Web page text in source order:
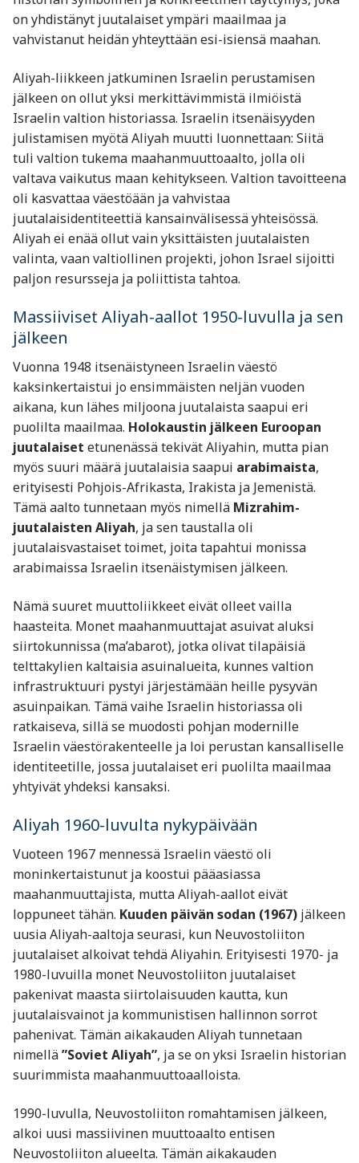
on yhdistänyt juutalaiset ympäri maailmaa ja
vahvistanut heidän yhteyttään esi-isiensä maahan.
Aliyah-liikkeen jatkuminen Israelin perustamisen
jälkeen on ollut yksi merkittävimmistä ilmiöistä
Israelin valtion historiassa. Israelin itsenäisyyden
julistamisen myötä Aliyah muutti luonnettaan: Siitä
tuli valtion tukema maahanmuuttoaalto, jolla oli
valtava vaikutus maan kehitykseen. Valtion tavoitteena
oli kasvattaa väestöään ja vahvistaa
juutalaisidentiteettiä kansainvälisessä yhteisössä.
Aliyah ei enää ollut vain yksittäisten juutalaisten
valinta, vaan valtiollinen projekti, johon Israel sijoitti
paljon resursseja ja poliittista tahtoa.
Massiiviset Aliyah-aallot 1950-luvulla ja sen
jälkeen
Vuonna 1948 itsenäistyneen Israelin väestö
kaksinkertaistui jo ensimmäisten neljän vuoden
aikana, kun lähes miljoona juutalaista saapui eri
puolilta maailmaa. Holokaustin jälkeen Euroopan
juutalaiset etunenässä tekivät Aliyahin, mutta pian
myös suuri määrä juutalaisia saapui arabimaista,
erityisesti Pohjois-Afrikasta, Irakista ja Jemenistä.
Tämä aalto tunnetaan myös nimellä Mizrahim-
juutalaisten Aliyah, ja sen taustalla oli
juutalaisvastaiset toimet, joita tapahtui monissa
arabimaissa Israelin itsenäistymisen jälkeen.
Nämä suuret muuttoliikkeet eivät olleet vailla
haasteita. Monet maahanmuuttajat asuivat aluksi
siirtokunnissa (ma’abarot), jotka olivat tilapäisiä
telttakylien kaltaisia asuinalueita, kunnes valtion
infrastruktuuri pystyi järjestämään heille pysyvän
asuinpaikan. Tämä vaihe Israelin historiassa oli
ratkaiseva, sillä se muodosti pohjan modernille
Israelin väestörakenteelle ja loi perustan kansalliselle
identiteetille, jossa juutalaiset eri puolilta maailmaa
yhtyivät yhdeksi kansaksi.
Aliyah 1960-luvulta nykypäivään
Vuoteen 1967 mennessä Israelin väestö oli
moninkertaistunut ja koostui pääasiassa
maahanmuuttajista, mutta Aliyah-aallot eivät
loppuneet tähän. Kuuden päivän sodan (1967) jälkeen
uusia Aliyah-aaltoja seurasi, kun Neuvostoliiton
juutalaiset alkoivat tehdä Aliyahin. Erityisesti 1970- ja
1980-luvuilla monet Neuvostoliiton juutalaiset
pakenivat maasta siirtolaisuuden kautta, kun
juutalaisvainot ja kommunistisen hallinnon sorrot
pahenivat. Tämän aikakauden Aliyah tunnetaan
nimellä”Soviet Aliyah”, ja se on yksi Israelin historian
suurimmista maahanmuuttoaalloista.
1990-luvulla, Neuvostoliiton romahtamisen jälkeen,
alkoi uusi massiivinen muuttoaalto entisen
Neuvostoliiton alueelta. Tämän aikakauden